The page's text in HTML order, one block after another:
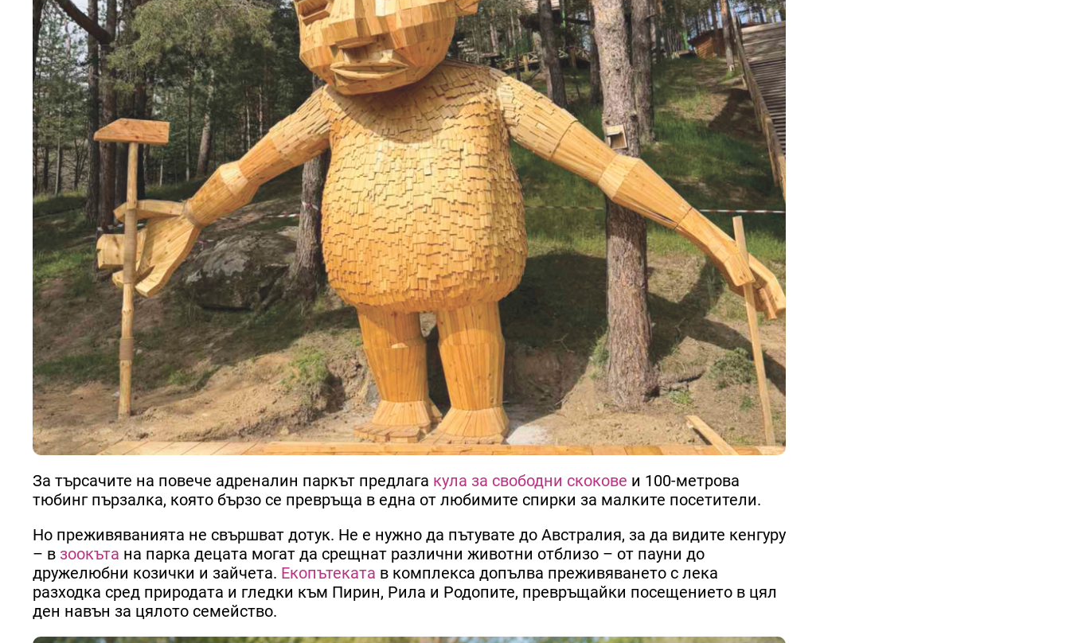
За търсачите на повече адреналин паркът предлага кула за свободни скокове и 100-метрова
тюбинг пързалка, която бързо се превръща в една от любимите спирки за малките посетители.
Но преживяванията не свършват дотук. Не е нужно да пътувате до Австралия, за да видите кенгуру
– в зоокъта на парка децата могат да срещнат различни животни отблизо – от пауни до
дружелюбни козички и зайчета. Екопътеката в комплекса допълва преживяването с лека
разходка сред природата и гледки към Пирин, Рила и Родопите, превръщайки посещението в цял
ден навън за цялото семейство.